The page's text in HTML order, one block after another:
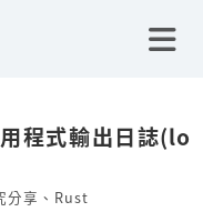
程式輸出日誌(lo
分享 、 Rust